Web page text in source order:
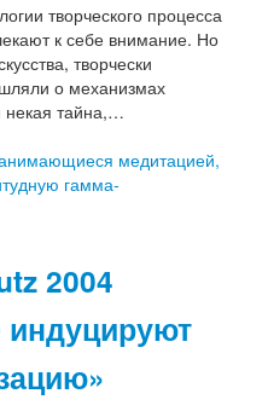
творческого процесса
к себе внимание. Но
творчески
о механизмах
некая тайна,…
2004